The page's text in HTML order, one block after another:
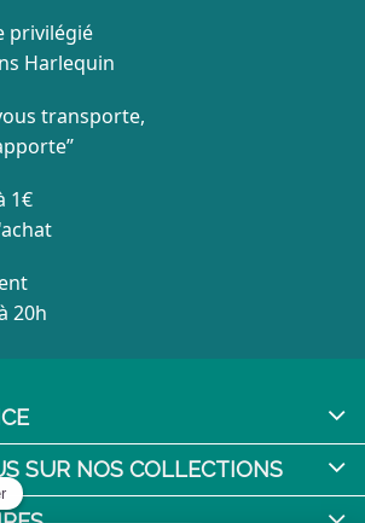
privilégié
Harlequin
vous transporte,
1€
20h
SUR NOS COLLECTIONS